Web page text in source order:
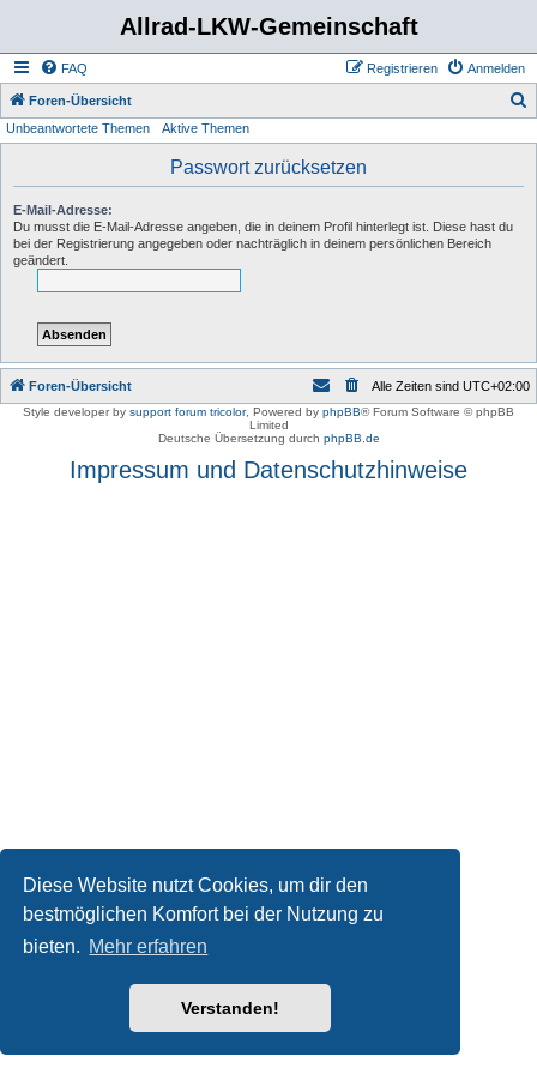
Diese Website nutzt Cookies, um dir den
bestmöglichen Komfort bei der Nutzung zu
bieten. Mehr erfahren
Verstanden!
Allrad-LKW-Gemeinschaft
FAQ Anmelden
Registrieren
Foren-Übersicht
Unbeantwortete Themen Aktive Themen
Passwort zurücksetzen
E-Mail-Adresse:
Du musst die E-Mail-Adresse angeben, die in deinem Profil hinterlegt ist. Diese hast du
bei der Registrierung angegeben oder nachträglich in deinem persönlichen Bereich
geändert.
Foren-Übersicht Alle Zeiten sind UTC+02:00
Style developer by support forum tricolor, Powered by phpBB® Forum Software © phpBB
Limited
Deutsche Übersetzung durch phpBB.de
Impressum und Datenschutzhinweise